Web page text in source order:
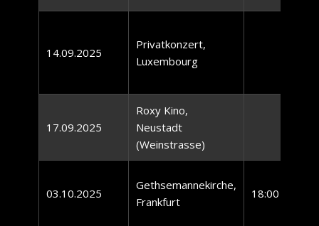
14.09.2025
Privatkonzert,
Luxembourg
17.09.2025
Roxy Kino,
Neustadt
(Weinstrasse)
03.10.2025
Gethsemannekirche,
Frankfurt
18:00 Uhr